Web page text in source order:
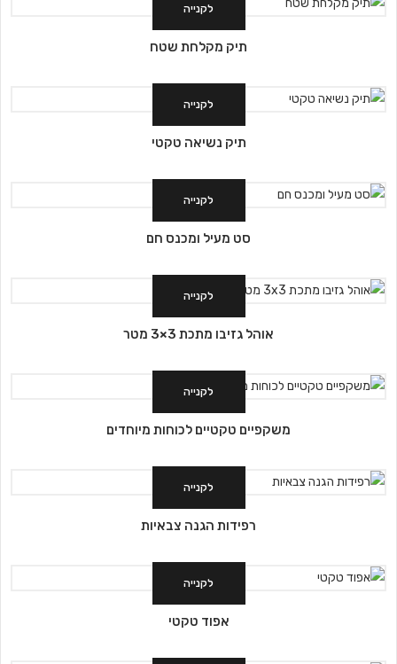
לקנייה
תיק מקלחת שטח
לקנייה
תיק נשיאה טקטי
לקנייה
סט מעיל ומכנס חם
לקנייה
אוהל גזיבו מתכת 3×3 מטר
לקנייה
משקפיים טקטיים לכוחות מיוחדים
לקנייה
רפידות הגנה צבאיות
לקנייה
אפוד טקטי